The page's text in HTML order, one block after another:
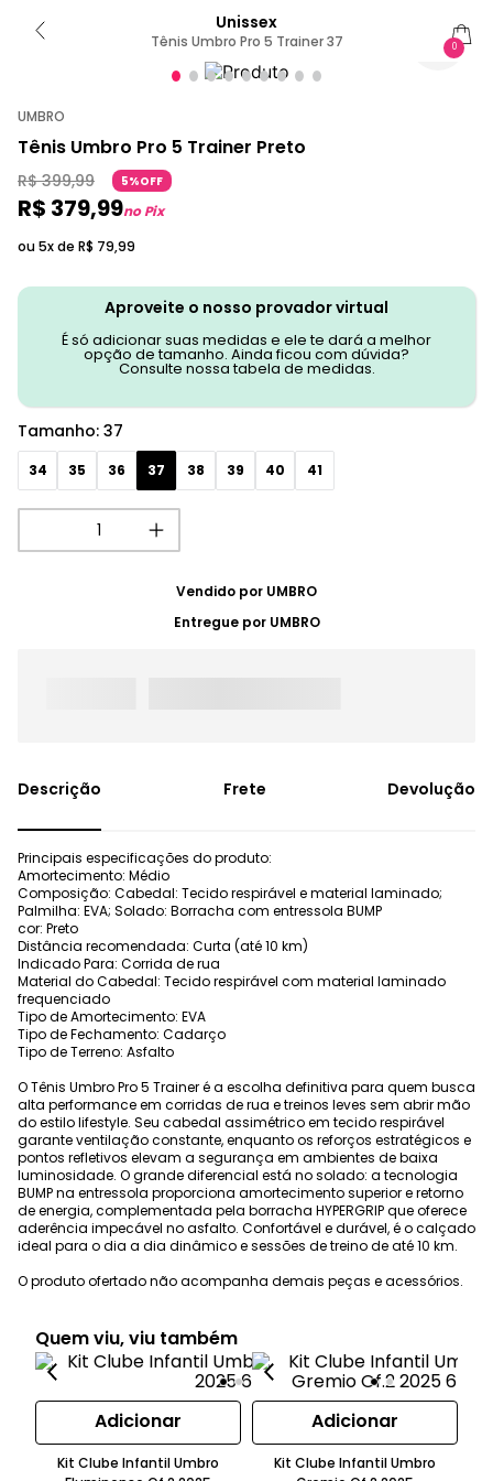
Unissex
Tênis Umbro Pro 5 Trainer 37 0
UMBRO
Tênis Umbro Pro 5 Trainer Preto
R$ 399,99 5%OFF
R$ 379,99no Pix
ou 5x de R$ 79,99
Aproveite o nosso provador virtual
É só adicionar suas medidas e ele te dará a melhor
opção de tamanho. Ainda ficou com dúvida?
Consulte nossa tabela de medidas.
Tamanho: 37
34 35 36 37 38 39 40 41
Vendido por UMBRO
Entregue por UMBRO
Frete Devolução
Principais especificações do produto:
Amortecimento: Médio
Composição: Cabedal: Tecido respirável e material laminado;
Palmilha: EVA; Solado: Borracha com entressola BUMP
cor: Preto
Distância recomendada: Curta (até 10 km)
Indicado Para: Corrida de rua
Material do Cabedal: Tecido respirável com material laminado
frequenciado
Tipo de Amortecimento: EVA
Tipo de Fechamento: Cadarço
Tipo de Terreno: Asfalto
O Tênis Umbro Pro 5 Trainer é a escolha definitiva para quem busca
alta performance em corridas de rua e treinos leves sem abrir mão
do estilo lifestyle. Seu cabedal assimétrico em tecido respirável
garante ventilação constante, enquanto os reforços estratégicos e
pontos refletivos elevam a segurança em ambientes de baixa
luminosidade. O grande diferencial está no solado: a tecnologia
BUMP na entressola proporciona amortecimento superior e retorno
de energia, complementada pela borracha HYPERGRIP que oferece
aderência impecável no asfalto. Confortável e durável, é o calçado
ideal para o dia a dia dinâmico e sessões de treino de até 10 km.
O produto ofertado não acompanha demais peças e acessórios.
Quem viu, viu também
Adicionar
Kit Clube Infantil Umbro
Adicionar
Kit Clube Infantil Umbro